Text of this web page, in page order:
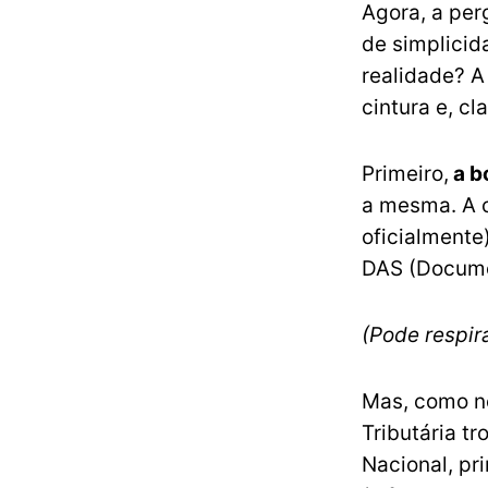
Agora, a
de
realidade?
cintura e,
Primeiro, a
a mesma. A
DAS
(Pode
Mas, como
Tributária
Nacional,